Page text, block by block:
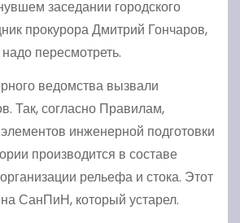
заседании городского
прокурора Дмитрий Гончаров,
пересмотреть.
ведомства вызвали
Так, согласно Правилам,
инженерной подготовки
производится в составе
рельефа и стока. Этот
СанПиН, который устарел.